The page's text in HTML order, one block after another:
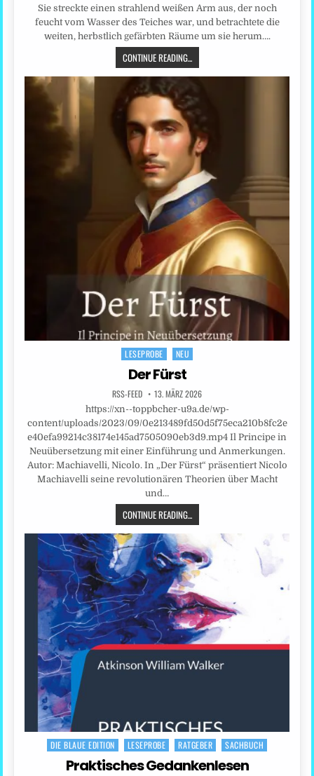
Sie streckte einen strahlend weißen Arm aus, der noch
feucht vom Wasser des Teiches war, und betrachtete die
weiten, herbstlich gefärbten Räume um sie herum….
CONTINUE READING...
Posted
in
LESEPROBE NEU
Der Fürst
RSS-FEED 13. MÄRZ 2026
https://xn--toppbcher-u9a.de/wp-
content/uploads/2023/09/0e213489fd50d5f75eca210b8fc2e
e40efa99214c38174e145ad7505090eb3d9.mp4 Il Principe in
Neuübersetzung mit einer Einführung und Anmerkungen.
Autor: Machiavelli, Nicolo. In „Der Fürst“ präsentiert Nicolo
Machiavelli seine revolutionären Theorien über Macht
und…
CONTINUE READING...
Posted
DIE BLAUE EDITION LESEPROBE RATGEBER SACHBUCH
Praktisches Gedankenlesen